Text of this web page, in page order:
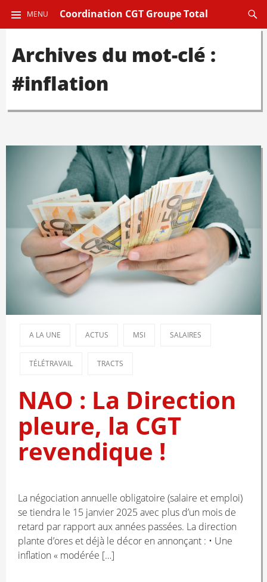
Coordination CGT Groupe Total
MENU
AU
PRINCIPAL
Archives du mot-clé :
#inflation
A LA UNE ACTUS MSI SALAIRES
TÉLÉTRAVAIL TRACTS
NAO : La Direction
pleure, la CGT
revendique !
La négociation annuelle obligatoire (salaire et emploi)
se tiendra le 15 janvier 2025 avec plus d’un mois de
retard par rapport aux années passées. La direction
plante d’ores et déjà le décor en annonçant : • Une
inflation « modérée […]